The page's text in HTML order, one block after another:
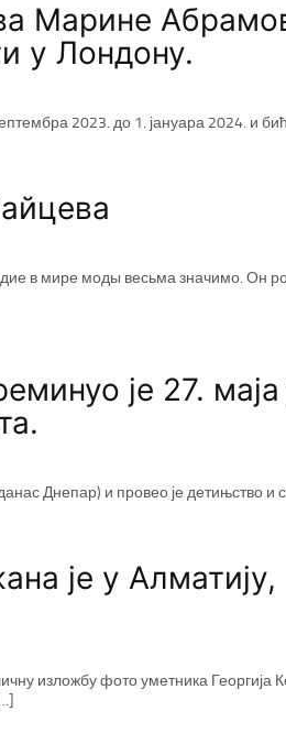
Марине
у Лондону.
2023. до 1. јануара 2024. и
в мире моды весьма значимо. Он
је 27. маја
Днепар) и провео је детињство и
је у Алматију,
изложбу фото уметника Георгија